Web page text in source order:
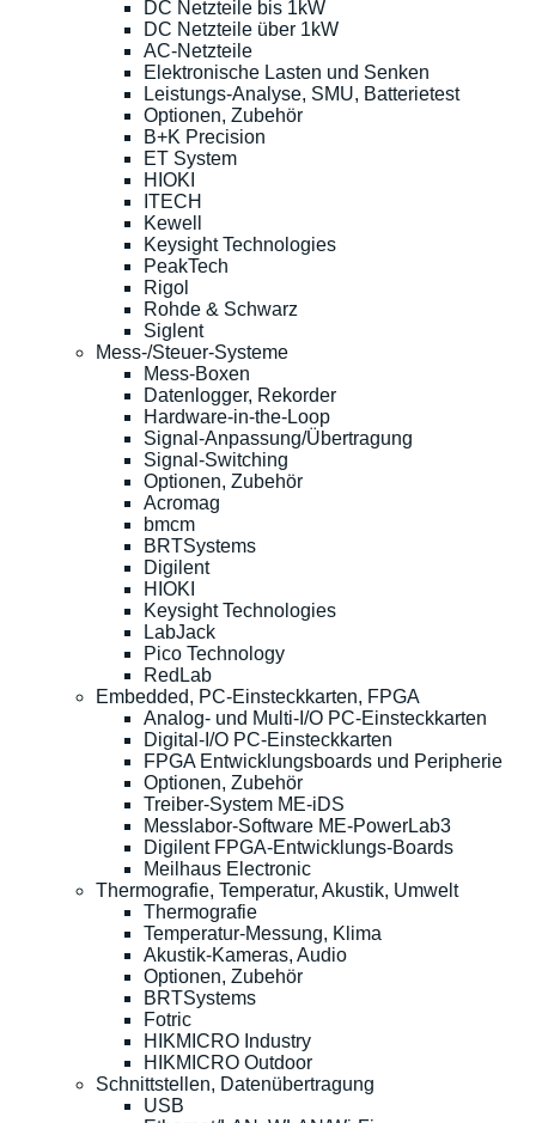
DC Netzteile bis 1kW
DC Netzteile über 1kW
AC-Netzteile
Elektronische Lasten und Senken
Leistungs-Analyse, SMU, Batterietest
Optionen, Zubehör
B+K Precision
ET System
HIOKI
ITECH
Kewell
Keysight Technologies
PeakTech
Rigol
Rohde & Schwarz
Siglent
Mess-/Steuer-Systeme
Mess-Boxen
Datenlogger, Rekorder
Hardware-in-the-Loop
Signal-Anpassung/Übertragung
Signal-Switching
Optionen, Zubehör
Acromag
bmcm
BRTSystems
Digilent
HIOKI
Keysight Technologies
LabJack
Pico Technology
RedLab
Embedded, PC-Einsteckkarten, FPGA
Analog- und Multi-I/O PC-Einsteckkarten
Digital-I/O PC-Einsteckkarten
FPGA Entwicklungsboards und Peripherie
Optionen, Zubehör
Treiber-System ME-iDS
Messlabor-Software ME-PowerLab3
Digilent FPGA-Entwicklungs-Boards
Meilhaus Electronic
Thermografie, Temperatur, Akustik, Umwelt
Thermografie
Temperatur-Messung, Klima
Akustik-Kameras, Audio
Optionen, Zubehör
BRTSystems
Fotric
HIKMICRO Industry
HIKMICRO Outdoor
Schnittstellen, Datenübertragung
USB